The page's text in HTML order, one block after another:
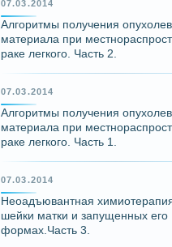
07.03.2014
Алгоритмы получения
материала при
раке легкого. Часть 2.
07.03.2014
Алгоритмы получения
материала при
раке легкого. Часть 1.
07.03.2014
Неоадъювантная
шейки матки и запущенных его
формах.Часть 3.